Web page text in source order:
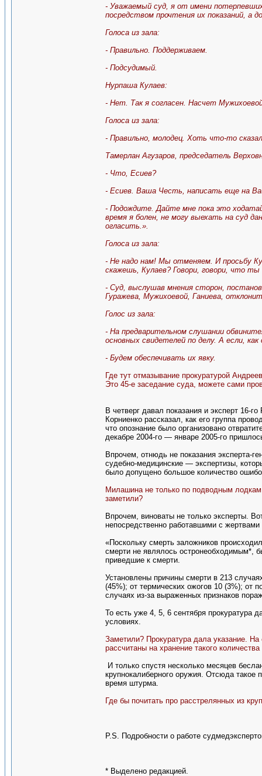
- Уважаемый суд, я от имени
посредством прочтения их показаний, а
Голоса из зала:
- Правильно. Поддерживаем.
- Подсудимый.
Нурпаша Кулаев:
- Нет. Так я согласен. Насчет
Голоса из зала:
- Правильно, молодец. Хоть что-то
Тамерлан Агузаров, председатель
- Что, Есиев?
- Есиев. Ваша Честь, написать еще на
- Подождите. Дайте мне пока это
время я болен, не могу выехать на суд
огласить.».
Голоса из зала:
- Не надо нам! Мы отменяем. И просьбу
скажешь, Кулаев? Говори, говори, что
- Суд, выслушав мнения сторон,
Гуражева, Мужихоевой, Ганиева,
Голос из зала:
- На предварительном слушании
основных свидетелей по делу. А если,
- Будем обеспечивать их явку.
Где тут отмазывание прокуратурой
Это 45-е заседание суда, можете сами
В четверг давал показания и эксперт 16-
Корниенко рассказал, как его группа
что опознание было организовано
декабре 2004-го — январе 2005-го
Впрочем, отнюдь не показания эксперта-
судебно-медицинские — экспертизы,
было допущено большое количество
Милашина не только по подводным
заметили?
Впрочем, виноваты не только эксперты.
непосредственно работавшими с жертвами
«Поскольку смерть заложников
смерти не являлось остронеобходимым*,
приведшие к смерти.
Установлены причины смерти в 213
(45%); от термических ожогов 10 (3%); от
случаях из-за выраженных признаков
То есть уже 4, 5, 6 сентября прокуратура
условиях.
Заметили? Прокуратура дала указание.
рассчитаны на хранение такого количества
И только спустя несколько месяцев
крупнокалиберного оружия. Отсюда такое
время штурма.
Где бы почитать про расстрелянных из
Р.S. Подробности о работе
* Выделено редакцией.